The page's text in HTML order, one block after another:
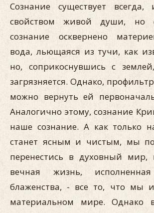
Сознание существует всегда,
свойством живой души, но
сознание осквернено
вода, льющаяся из тучи, как
но, соприкоснувшись с
загрязняется. Однако,
можно вернуть ей
Аналогично этому, сознание
наше сознание. А как только
станет ясным и чистым, мы
перенестись в духовный мир,
вечная жизнь,
блаженства, - все то, что мы
материальном мире. Однако